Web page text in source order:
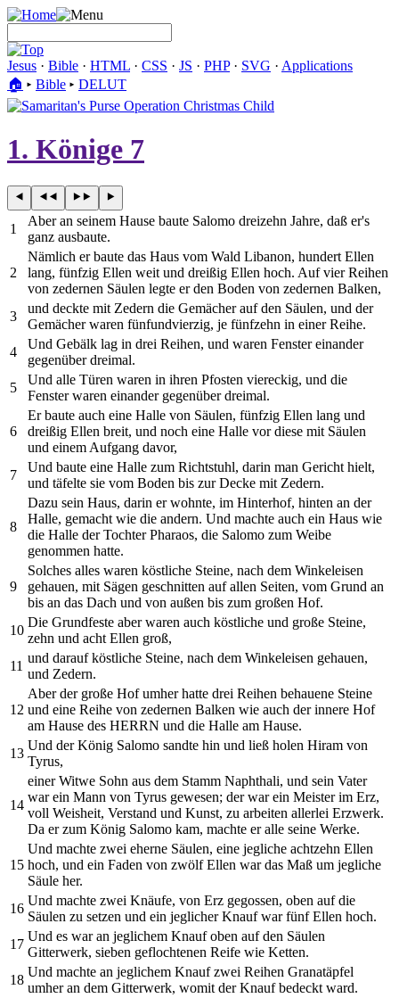
Jesus · Bible · HTML · CSS · JS · PHP· SVG · Applications
🏠︎ ▸ Bible ▸ DELUT
1. Könige 7
1
Aber an seinem Hause baute Salomo dreizehn Jahre, daß er's
ganz ausbaute.
2
Nämlich er baute das Haus vom Wald Libanon, hundert Ellen
lang, fünfzig Ellen weit und dreißig Ellen hoch. Auf vier Reihen
von zedernen Säulen legte er den Boden von zedernen Balken,
3
und deckte mit Zedern die Gemächer auf den Säulen, und der
Gemächer waren fünfundvierzig, je fünfzehn in einer Reihe.
4
Und Gebälk lag in drei Reihen, und waren Fenster einander
gegenüber dreimal.
5
Und alle Türen waren in ihren Pfosten viereckig, und die
Fenster waren einander gegenüber dreimal.
6
Er baute auch eine Halle von Säulen, fünfzig Ellen lang und
dreißig Ellen breit, und noch eine Halle vor diese mit Säulen
und einem Aufgang davor,
7
Und baute eine Halle zum Richtstuhl, darin man Gericht hielt,
und täfelte sie vom Boden bis zur Decke mit Zedern.
8
Dazu sein Haus, darin er wohnte, im Hinterhof, hinten an der
Halle, gemacht wie die andern. Und machte auch ein Haus wie
die Halle der Tochter Pharaos, die Salomo zum Weibe
genommen hatte.
9
Solches alles waren köstliche Steine, nach dem Winkeleisen
gehauen, mit Sägen geschnitten auf allen Seiten, vom Grund an
bis an das Dach und von außen bis zum großen Hof.
10
Die Grundfeste aber waren auch köstliche und große Steine,
zehn und acht Ellen groß,
11
und darauf köstliche Steine, nach dem Winkeleisen gehauen,
und Zedern.
12
Aber der große Hof umher hatte drei Reihen behauene Steine
und eine Reihe von zedernen Balken wie auch der innere Hof
am Hause des HERRN und die Halle am Hause.
13
Und der König Salomo sandte hin und ließ holen Hiram von
Tyrus,
14
einer Witwe Sohn aus dem Stamm Naphthali, und sein Vater
war ein Mann von Tyrus gewesen; der war ein Meister im Erz,
voll Weisheit, Verstand und Kunst, zu arbeiten allerlei Erzwerk.
Da er zum König Salomo kam, machte er alle seine Werke.
15
Und machte zwei eherne Säulen, eine jegliche achtzehn Ellen
hoch, und ein Faden von zwölf Ellen war das Maß um jegliche
Säule her.
16
Und machte zwei Knäufe, von Erz gegossen, oben auf die
Säulen zu setzen und ein jeglicher Knauf war fünf Ellen hoch.
17
Und es war an jeglichem Knauf oben auf den Säulen
Gitterwerk, sieben geflochtenen Reife wie Ketten.
18
Und machte an jeglichem Knauf zwei Reihen Granatäpfel
umher an dem Gitterwerk, womit der Knauf bedeckt ward.